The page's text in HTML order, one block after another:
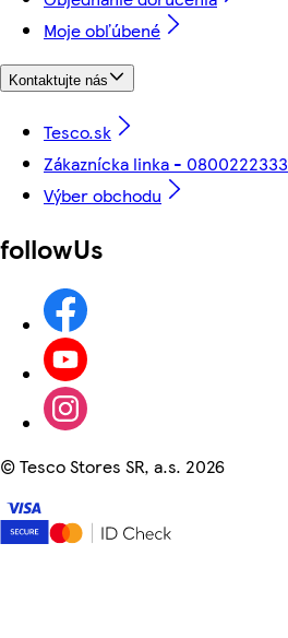
Moje obľúbené
Kontaktujte nás
Tesco.sk
Zákaznícka linka - 0800222333
Výber obchodu
followUs
©Tesco Stores SR, a.s. 2026